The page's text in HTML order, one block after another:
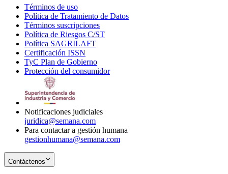
Términos de uso
in
new
window
Política de Tratamiento de Datos
Términos suscripciones
in
Política de Riesgos C/ST
Política SAGRILAFT
new
window
Certificación ISSN
in
new
TyC Plan de Gobierno
in
Protección del consumidorOpens
Notificaciones judiciales
juridica@semana.com
Para contactar a gestión humana
gestionhumana@semana.com
Contáctenos